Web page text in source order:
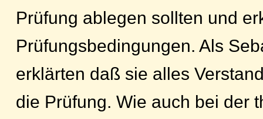
Prüfung ablegen sollten und
Prüfungsbedingungen. Als
erklärten daß sie alles
die Prüfung. Wie auch bei der